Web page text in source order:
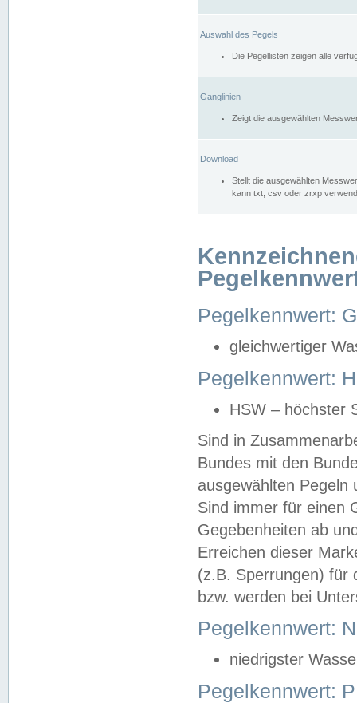
Auswahl des Pegels
Die Pegellisten zeigen alle
Ganglinien
Zeigt die ausgewählten
Download
Stellt die ausgewählten
kann txt, csv oder zrxp
Pegelkennwert:
gleichwertiger
Pegelkennwert:
HSW – höchster
Sind in
Bundes mit den
ausgewählten
Sind immer für einen
Gegebenheiten ab
Erreichen dieser
(z.B. Sperrungen) für
bzw. werden bei
Pegelkennwert:
niedrigster
Pegelkennwert: